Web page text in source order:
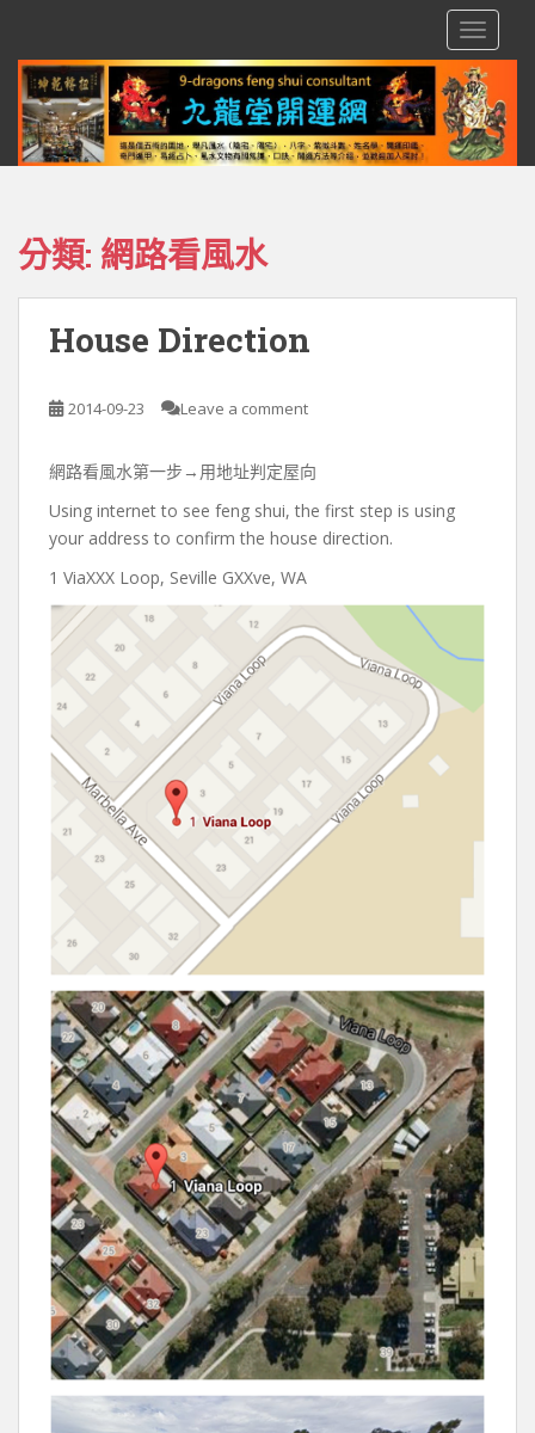
分類: 網路看風水
House Direction
2014-09-23 Leave a comment
網路看風水第一步→用地址判定屋向
Using internet to see feng shui, the first step is using
your address to confirm the house direction.
1 ViaXXX Loop, Seville GXXve, WA